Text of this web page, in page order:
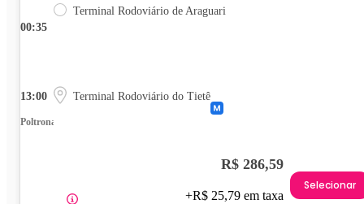
00:35
Terminal Rodoviário de Araguari
13:00 Terminal Rodoviário do Tietê
Poltrona
R$ 286,59
+R$ 25,79 em taxa
Selecionar